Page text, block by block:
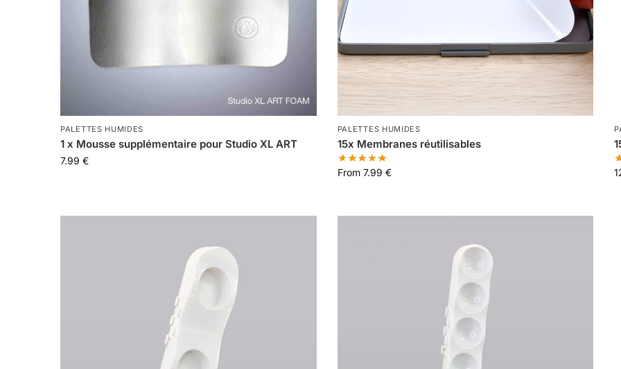
PALETTES HUMIDES
1 x Mousse supplémentaire pour Studio XL ART
7.99 €
PALETTES HUMIDES
15x Membranes réutilisables
From 7.99 €